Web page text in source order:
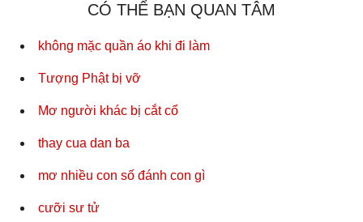
CÓ THỂ BẠN QUAN TÂM
không mặc quần áo khi đi làm
Tượng Phật bị vỡ
Mơ người khác bị cắt cổ
thay cua dan ba
mơ nhiều con số đánh con gì
cưỡi sư tử